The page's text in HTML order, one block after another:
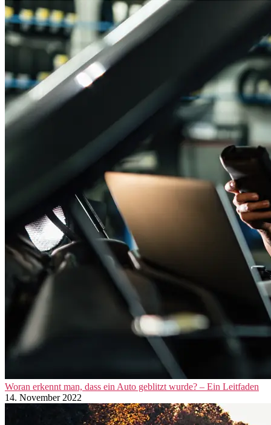
Woran erkennt man, dass ein Auto geblitzt wurde? – Ein Leitfaden
14. November 2022